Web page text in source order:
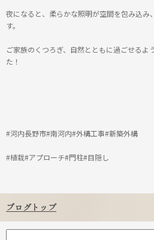
夜になると、柔らかな照明が空間を包み込み
す。
ご家族のくつろぎ、自然とともに過ごせるよ
た！
#河内長野市#南河内#外構工事#新築外構
#植栽#アプローチ#門柱#目隠し
ブログトップ